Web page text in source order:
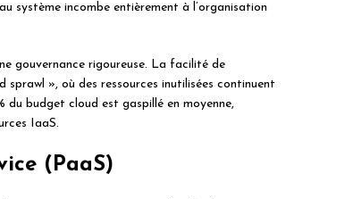
système incombe entièrement à l’organisation
gouvernance rigoureuse. La facilité de
», où des ressources inutilisées continuent
du budget cloud est gaspillé en moyenne,
IaaS.
(PaaS)